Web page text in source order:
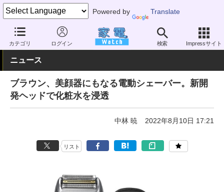
Powered by Translate
カテゴリ ログイン 検索 Impressサイト
家電 Watch ヘルスケア シェーバー 電動シェーバー
ニュース
ブラウン、美顔器にもなる電動シェーバー。新開
発ヘッドで化粧水を浸透
中林 暁 2022年8月10日 17:21
リスト